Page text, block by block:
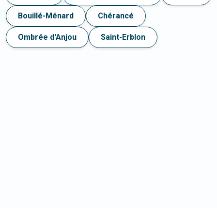
Bouillé-Ménard Chérancé
Ombrée d'Anjou Saint-Erblon